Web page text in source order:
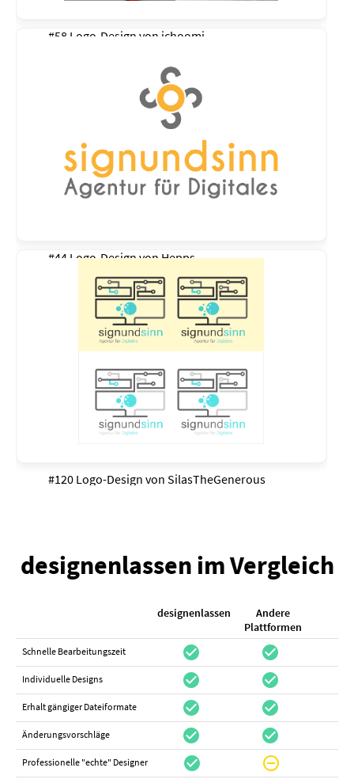
#58 Logo-Design von ichoomi
#44 Logo-Design vonHepps
#120 Logo-Design von SilasTheGenerous
designenlassen im Vergleich
designenlassen
Andere
Plattformen
Schnelle Bearbeitungszeit check_circle check_circle
Individuelle Designs check_circle check_circle
Erhalt gängiger Dateiformate check_circle check_circle
Änderungsvorschläge check_circle check_circle
Professionelle "echte" Designer check_circle do_not_disturb_on